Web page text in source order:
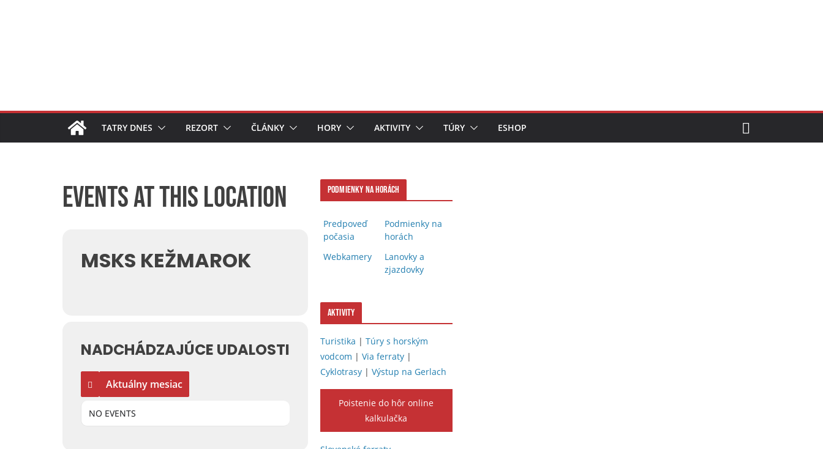
TATRY DNES REZORT ČLÁNKY HORY AKTIVITY TÚRY ESHOP
Events at this location
MSKS KEŽMAROK
NADCHÁDZAJÚCE UDALOSTI
Aktuálny mesiac
NO EVENTS
Podmienky na horách
Predpoveď
počasia
Webkamery
Podmienky na
horách
Lanovky a
zjazdovky
Aktivity
Turistika | Túry s horským
vodcom | Via ferraty |
Cyklotrasy | Výstup na Gerlach
Poistenie do hôr online
kalkulačka